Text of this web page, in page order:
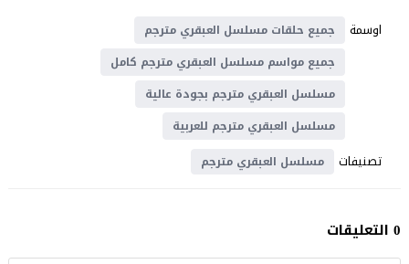
اوسمة
جميع حلقات مسلسل العبقري مترجم
جميع مواسم مسلسل العبقري مترجم كامل
مسلسل العبقري مترجم بجودة عالية
مسلسل العبقري مترجم للعربية
تصنيفات مسلسل العبقري مترجم
0 التعليقات